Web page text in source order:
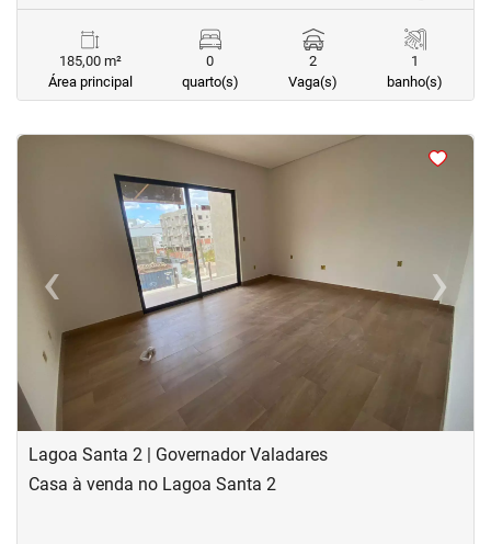
185,00 m²
Área principal
0
quarto(s)
2
Vaga(s)
1
banho(s)
<
‹Previous ›Next
Lagoa Santa 2 | Governador Valadares
Casa à venda no Lagoa Santa 2